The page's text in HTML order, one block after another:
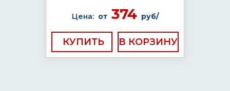
Цена: от374 руб/
КУПИТЬ